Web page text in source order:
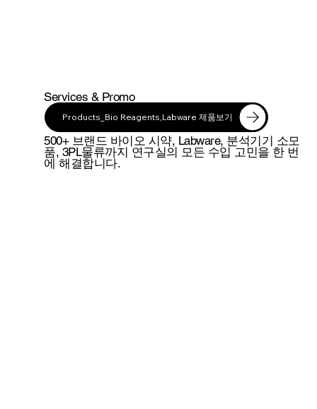
Services & Promo
Products_Bio Reagents,Labware 제품보기
500+ 브랜드 바이오 시약, Labware, 분석기기 소모
품, 3PL물류까지 연구실의 모든 수입 고민을 한 번
에 해결합니다.